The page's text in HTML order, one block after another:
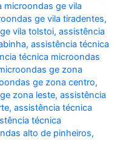
microondas ge vila
ge vila tiradentes,
vila tolstoi,assistência
,assistência técnica
técnica microondas
ge zona
ge zona centro,
zona leste,assistência
,assistência técnica
técnica
alto de pinheiros,